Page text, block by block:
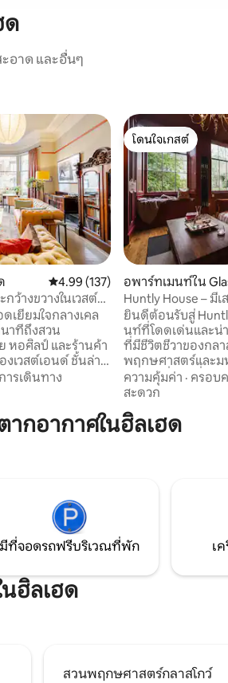
ด
อาด และอื่นๆ
คะแนนเฉลี่ย 4.99 จาก 5, 137 รีวิว
4.99 (137)
างขวางในเวสต์
เยี่ยมใจกลางเคล
าทีถึงสวน
หอศิลป์ และร้านค้า
ต์เอนด์ ชั้นล่าง
ว์ในช่วงปี 1870
ฟแบบเปิด โต๊ะรับ
ำแข็ง กาแฟ ห้อง
งขนาดเอ็มเพอเรอ
Alexa การควบคุม
การเดินทาง
โดนใจเกสต์
โดนใจเกสต์
อพาร์ทเมนท์ใน
Huntly House – มี
ยินดีต้อนรับสู่
นท์ที่โดดเด่นและน่
ที่มีชีวิตชีวาของกล
พฤกษศาสตร์และม
เพียงไม่กี่ก้าว ที่พัก Airbnb 10 อันดับแรกใน
กลาสโกว์ที่ได้รับกา
ระบบทำความร้อน
65 นิ้ว กาแฟเนสเพร
กระจกสูงเต็มตัวแล
ความคุ้มค่า · ครอบ
สะดวก
กอากาศในฮิลเฮด
มีที่จอดรถฟรีบริเวณที่พัก เ
ฮิลเฮด
สวนพฤกษศาสตร์กลาสโกว์